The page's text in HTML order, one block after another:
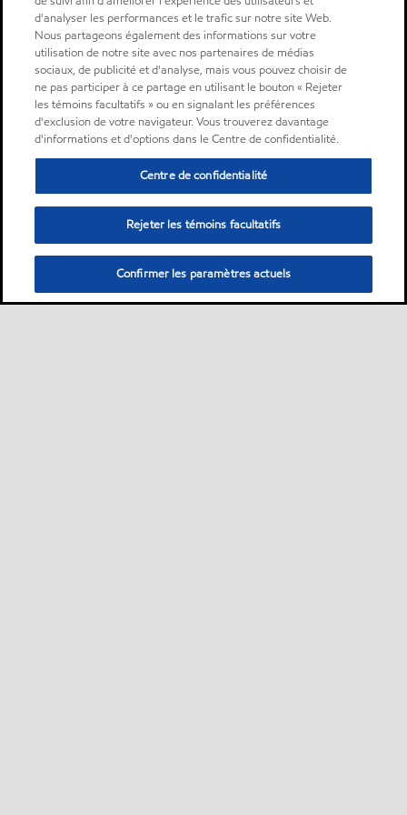
d'analyser les performances et le trafic sur notre site Web.
Nous partageons également des informations sur votre
utilisation de notre site avec nos partenaires de médias
sociaux, de publicité et d'analyse, mais vous pouvez choisir de
ne pas participer à ce partage en utilisant le bouton « Rejeter
les témoins facultatifs » ou en signalant les préférences
d'exclusion de votre navigateur. Vous trouverez davantage
d'informations et d'options dans le Centre de confidentialité.
Centre de confidentialité
Rejeter les témoins facultatifs
Confirmer les paramètres actuels